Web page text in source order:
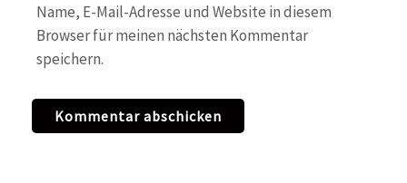
Name, E-Mail-Adresse und Website in diesem
Browser für meinen nächsten Kommentar
speichern.